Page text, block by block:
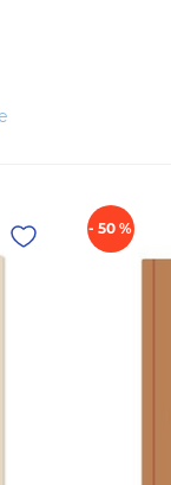
- 50 %